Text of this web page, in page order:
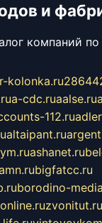
и
компаний
kolonka.ru
a-cdc.ruaalse.ru
112.ru
altaipant.ru
ashanet.ru
bigfatcc.ru
borodino-
zvonitut.ru